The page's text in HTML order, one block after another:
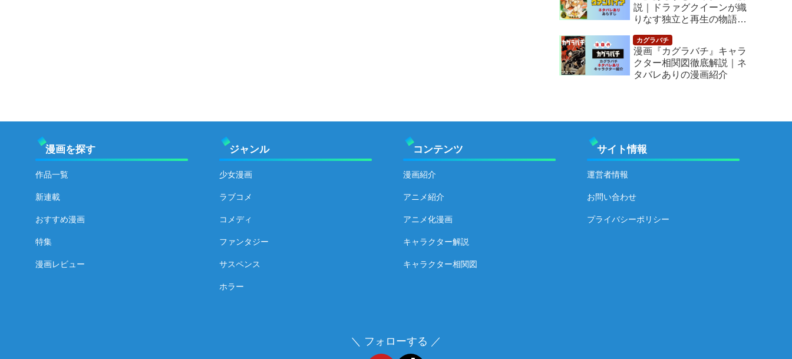
説｜ドラァグクイーンが織
りなす独立と再生の物語
漫画『カグラバチ』キャラ
クター相関図徹底解説｜ネ
タバレありの漫画紹介
漫画を探す
作品一覧
新連載
おすすめ漫画
特集
漫画レビュー
ジャンル
少女漫画
ラブコメ
コメディ
ファンタジー
サスペンス
ホラー
コンテンツ
漫画紹介
アニメ紹介
アニメ化漫画
キャラクター解説
キャラクター相関図
サイト情報
運営者情報
お問い合わせ
プライバシーポリシー
＼ フォローする ／